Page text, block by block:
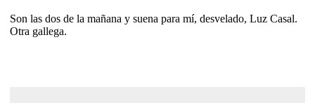
Son las dos de la mañana y suena para mí, desvelado, Luz Casal.
Otra gallega.